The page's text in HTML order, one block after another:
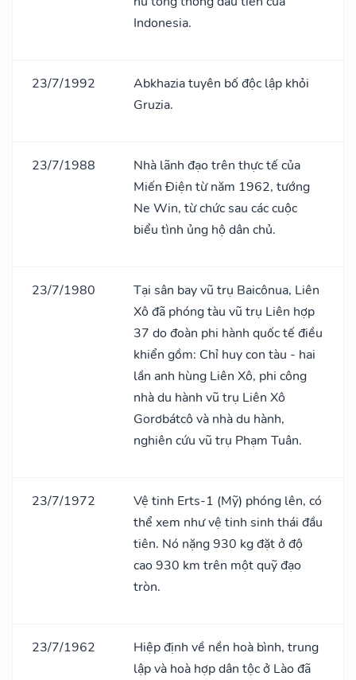
Indonesia.
23/7/1992
Abkhazia tuyên bố độc lập khỏi
Gruzia.
23/7/1988
Nhà lãnh đạo trên thực tế của
Miến Điện từ năm 1962, tướng
Ne Win, từ chức sau các cuộc
biểu tình ủng hộ dân chủ.
23/7/1980
Tại sân bay vũ trụ Baicônua, Liên
Xô đã phóng tàu vũ trụ Liên hợp
37 do đoàn phi hành quốc tế điều
khiển gồm: Chỉ huy con tàu - hai
lần anh hùng Liên Xô, phi công
nhà du hành vũ trụ Liên Xô
Gorơbátcô và nhà du hành,
nghiên cứu vũ trụ Phạm Tuân.
23/7/1972
Vệ tinh Erts-1 (Mỹ) phóng lên, có
thể xem như vệ tinh sinh thái đầu
tiên. Nó nặng 930 kg đặt ở độ
cao 930 km trên một quỹ đạo
tròn.
23/7/1962
Hiệp định về nền hoà bình, trung
lập và hoà hợp dân tộc ở Lào đã